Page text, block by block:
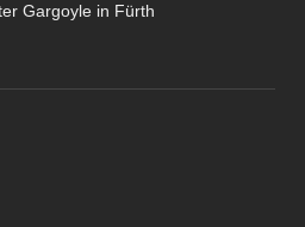
Gargoyle in Fürth